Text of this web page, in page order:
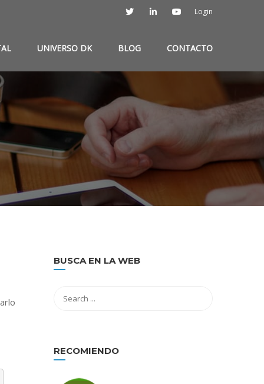
Login
UNIVERSO DK BLOG CONTACTO
BUSCA EN LA WEB
RECOMIENDO